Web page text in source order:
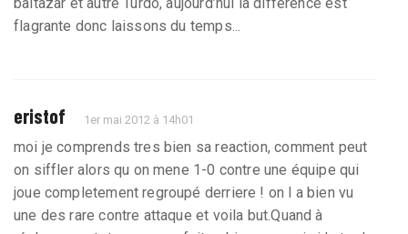
flagrante donc laissons du temps...
eristof 1er mai 2012 à 14h01
moi je comprends tres bien sa reaction, comment peut
on siffler alors qu on mene 1-0 contre une équipe qui
joue completement regroupé derriere ! on l a bien vu
une des rare contre attaque et voila but.Quand à